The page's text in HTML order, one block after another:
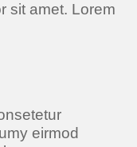
sit amet. Lorem
eirmod